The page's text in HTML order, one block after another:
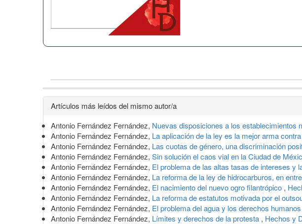
Detalles
del
artículo
Artículos más leídos del mismo autor/a
Antonio Fernández Fernández, Nuevas disposiciones a los establecimientos
Antonio Fernández Fernández, La aplicación de la ley es la mejor arma
Antonio Fernández Fernández, Las cuotas de género, una discriminación
Antonio Fernández Fernández, Sin solución el caos vial en la Ciudad de
Antonio Fernández Fernández, El problema de las altas tasas de intereses y
Antonio Fernández Fernández, La reforma de la ley de hidrocarburos, en
Antonio Fernández Fernández, El nacimiento del nuevo ogro filantrópico ,
Antonio Fernández Fernández, La reforma de estatutos motivada por el
Antonio Fernández Fernández, El problema del agua y los derechos humanos
Antonio Fernández Fernández, Límites y derechos de la protesta , Hechos y